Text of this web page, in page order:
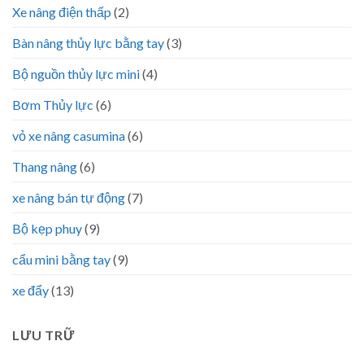
Xe nâng điện thấp (2)
Bàn nâng thủy lực bằng tay(3)
Bộ nguồn thủy lực mini(4)
Bơm Thủy lực (6)
vỏ xe nâng casumina(6)
Thang nâng(6)
xe nâng bán tự động(7)
Bộ kẹp phuy(9)
cẩu mini bằng tay(9)
xe đẩy(13)
LƯU TRỮ